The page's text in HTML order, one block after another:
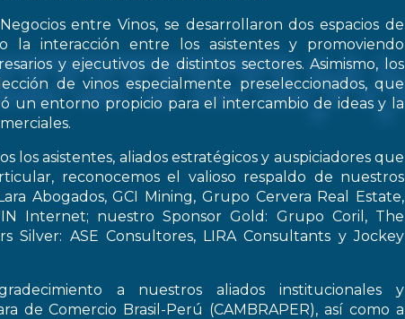
entre Vinos, se desarrollaron dos espacios de
la interacción entre los asistentes y promoviendo
y ejecutivos de distintos sectores. Asimismo, los
de vinos especialmente preseleccionados, que
un entorno propicio para el intercambio de ideas y la
los asistentes, aliados estratégicos y auspiciadores que
reconocemos el valioso respaldo de nuestros
Abogados, GCI Mining, Grupo Cervera Real Estate,
Internet; nuestro Sponsor Gold: Grupo Coril, The
Silver: ASE Consultores, LIRA Consultants y Jockey
a nuestros aliados institucionales y
de Comercio Brasil-Perú (CAMBRAPER), así como a